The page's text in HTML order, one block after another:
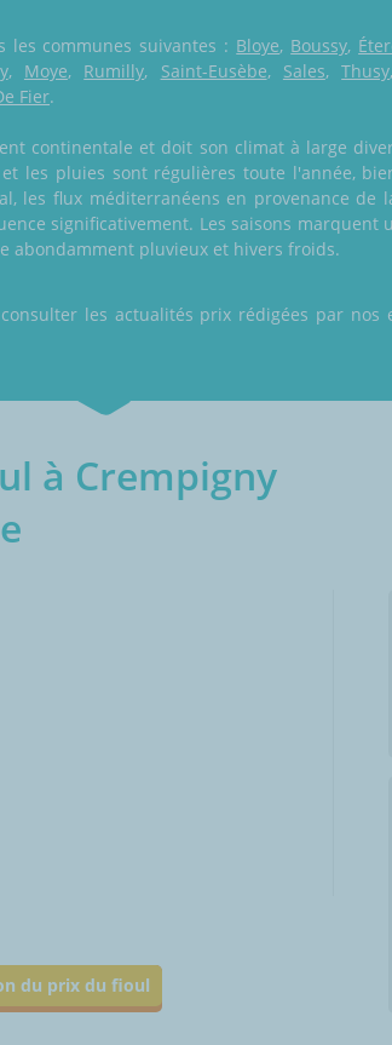
communes suivantes : Bloye, Boussy,
, Moye, Rumilly, Saint-Eusèbe, Sales,Thusy
Fier.
continentale et doit son climat à large
les pluies sont régulières toute l'année,
les flux méditerranéens en provenance de
significativement. Les saisons marquent
abondamment pluvieux et hivers froids.
les actualités prix rédigées par nos
à Crempigny
du prix du fioul